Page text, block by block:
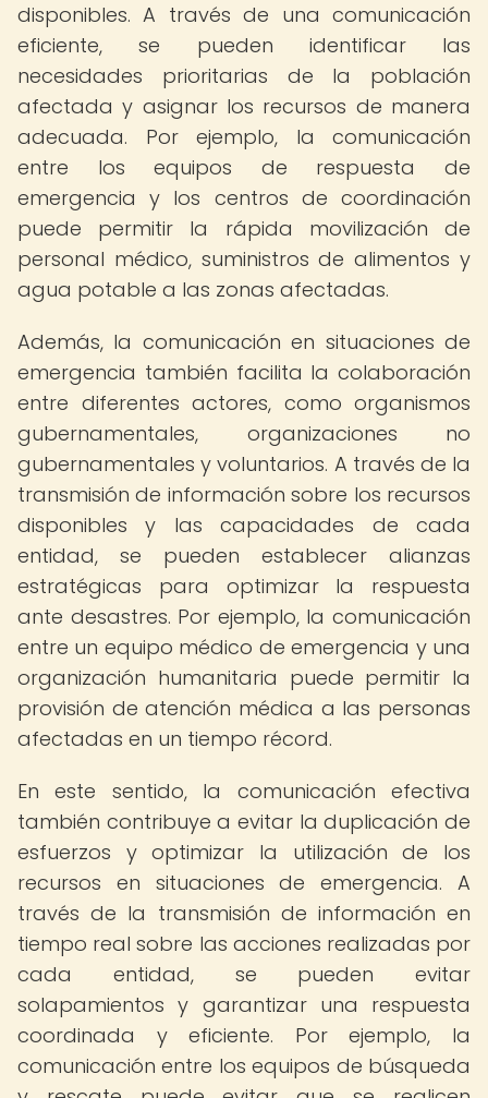
disponibles. A través de una comunicación
eficiente, se pueden identificar las
necesidades prioritarias de la población
afectada y asignar los recursos de manera
adecuada. Por ejemplo, la comunicación
entre los equipos de respuesta de
emergencia y los centros de coordinación
puede permitir la rápida movilización de
personal médico, suministros de alimentos y
agua potable a las zonas afectadas.
Además, la comunicación en situaciones de
emergencia también facilita la colaboración
entre diferentes actores, como organismos
gubernamentales, organizaciones no
gubernamentales y voluntarios. A través de la
transmisión de información sobre los recursos
disponibles y las capacidades de cada
entidad, se pueden establecer alianzas
estratégicas para optimizar la respuesta
ante desastres. Por ejemplo, la comunicación
entre un equipo médico de emergencia y una
organización humanitaria puede permitir la
provisión de atención médica a las personas
afectadas en un tiempo récord.
En este sentido, la comunicación efectiva
también contribuye a evitar la duplicación de
esfuerzos y optimizar la utilización de los
recursos en situaciones de emergencia. A
través de la transmisión de información en
tiempo real sobre las acciones realizadas por
cada entidad, se pueden evitar
solapamientos y garantizar una respuesta
coordinada y eficiente. Por ejemplo, la
comunicación entre los equipos de búsqueda